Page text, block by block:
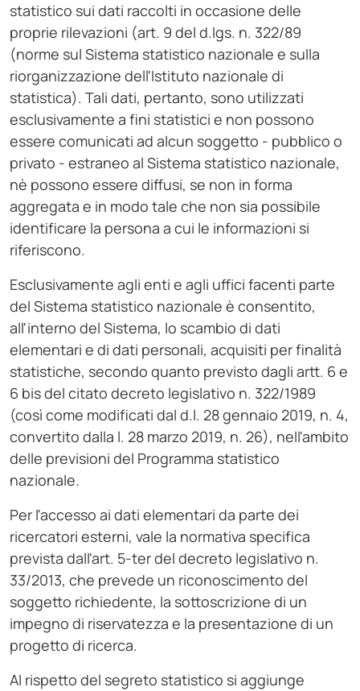
statistico sui dati raccolti in occasione delle
proprie rilevazioni (art. 9 del d.lgs. n. 322/89
(norme sul Sistema statistico nazionale e sulla
riorganizzazione dell'Istituto nazionale di
statistica). Tali dati, pertanto, sono utilizzati
esclusivamente a fini statistici e non possono
essere comunicati ad alcun soggetto - pubblico o
privato - estraneo al Sistema statistico nazionale,
nè possono essere diffusi, se non in forma
aggregata e in modo tale che non sia possibile
identificare la persona a cui le informazioni si
riferiscono.
Esclusivamente agli enti e agli uffici facenti parte
del Sistema statistico nazionale è consentito,
all'interno del Sistema, lo scambio di dati
elementari e di dati personali, acquisiti per finalità
statistiche, secondo quanto previsto dagli artt. 6 e
6 bis del citato decreto legislativo n. 322/1989
(così come modificati dal d.l. 28 gennaio 2019, n. 4,
convertito dalla l. 28 marzo 2019, n. 26), nell'ambito
delle previsioni del Programma statistico
nazionale.
Per l'accesso ai dati elementari da parte dei
ricercatori esterni, vale la normativa specifica
prevista dall'art. 5-ter del decreto legislativo n.
33/2013, che prevede un riconoscimento del
soggetto richiedente, la sottoscrizione di un
impegno di riservatezza e la presentazione di un
progetto di ricerca.
Al rispetto del segreto statistico si aggiunge